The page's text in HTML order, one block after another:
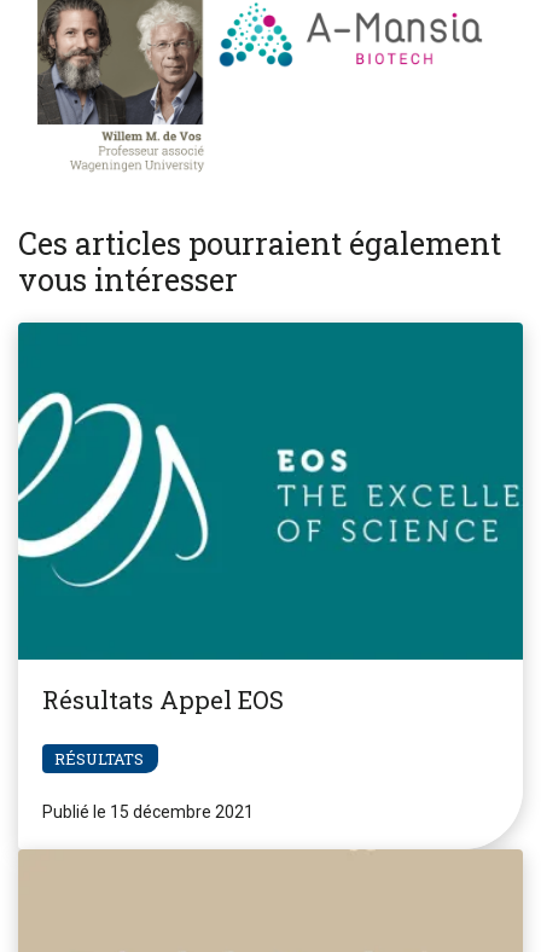
Ces articles pourraient également
vous intéresser
Résultats Appel EOS
RÉSULTATS
Publié le 15 décembre 2021